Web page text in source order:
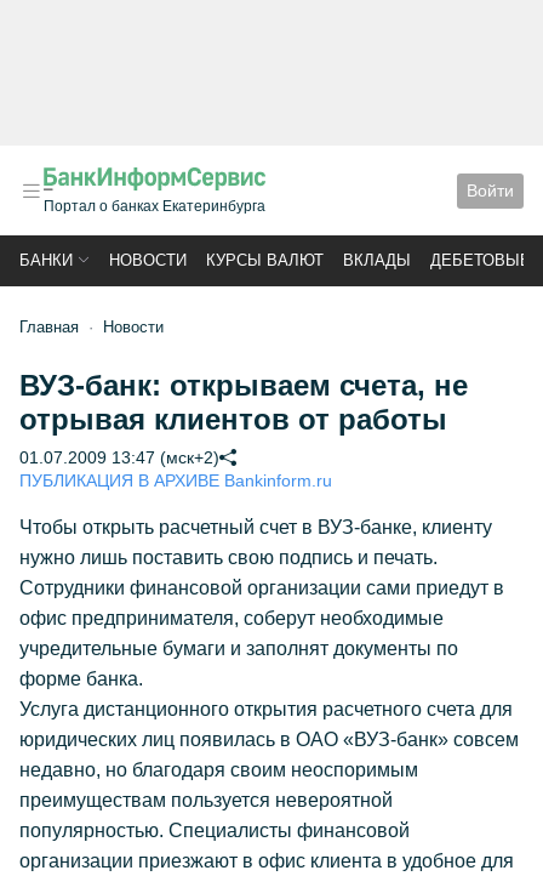
Портал о банках Екатеринбурга
Войти
БАНКИ НОВОСТИ КУРСЫ ВАЛЮТ ВКЛАДЫ ДЕБЕТОВЫЕ
Главная Новости
ВУЗ-банк: открываем счета, не
отрывая клиентов от работы
01.07.2009 13:47 (мск+2)
ПУБЛИКАЦИЯ В АРХИВЕ Bankinform.ru
Чтобы открыть расчетный счет в ВУЗ-банке, клиенту
нужно лишь поставить свою подпись и печать.
Сотрудники финансовой организации сами приедут в
офис предпринимателя, соберут необходимые
учредительные бумаги и заполнят документы по
форме банка.
Услуга дистанционного открытия расчетного счета для
юридических лиц появилась в ОАО «ВУЗ-банк» совсем
недавно, но благодаря своим неоспоримым
преимуществам пользуется невероятной
популярностью. Специалисты финансовой
организации приезжают в офис клиента в удобное для